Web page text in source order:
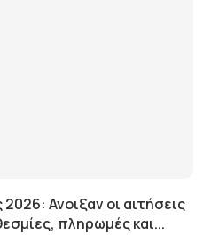
Ανοιξαν οι αιτήσεις
πληρωμές και...